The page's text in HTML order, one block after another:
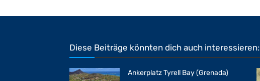
Diese Beiträge könnten dich auch interessieren:
Ankerplatz Tyrell Bay (Grenada)